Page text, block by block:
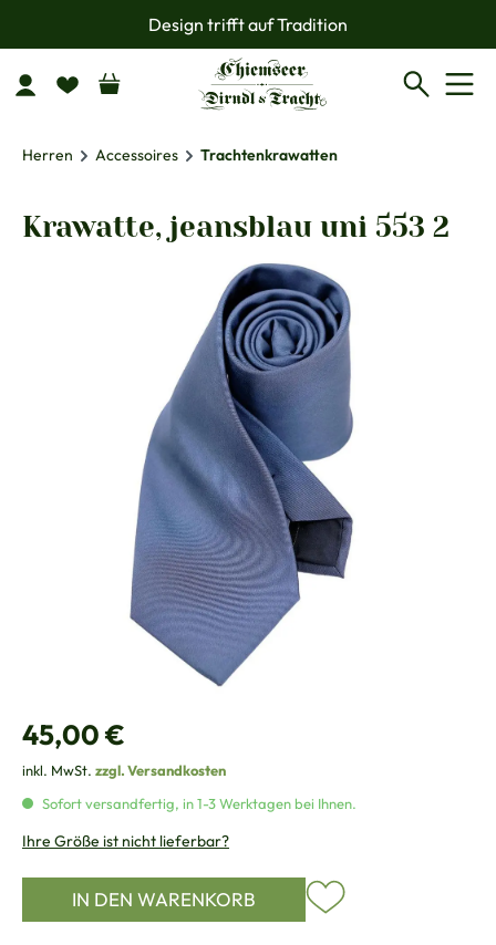
Zum Hauptinhalt springenDesign trifft auf Tradition
Herren Accessoires Trachtenkrawatten
Krawatte, jeansblau uni 553 2
Regulärer Preis:
45,00 €
inkl. MwSt. zzgl. Versandkosten
Sofort versandfertig, in 1-3 Werktagen bei Ihnen.
Ihre Größe ist nicht lieferbar?
IN DEN WARENKORB